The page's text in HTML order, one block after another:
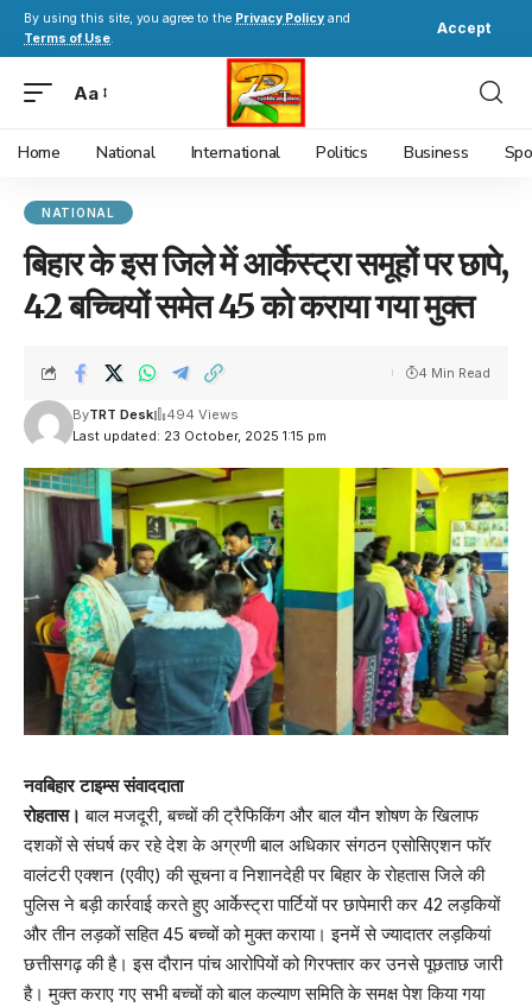
By using this site, you agree to the Privacy Policy and
Terms of Use.
Accept
Aa
Home National International Politics Business
NATIONAL
बिहार के इस जिले में आर्केस्ट्रा समूहों पर छापे,
42 बच्चियों समेत 45 को कराया गया मुक्त
Last updated: 23 October, 2025 1:15 pm
ByTRT Desk 494 Views
4 Min Read
नवबिहार टाइम्स संवाददाता
रोहतास।बाल मजदूरी, बच्चों की ट्रैफिकिंग और बाल यौन शोषण के खिलाफ
दशकों से संघर्ष कर रहे देश के अग्रणी बाल अधिकार संगठन एसोसिएशन फॉर
वालंटरी एक्शन (एवीए) की सूचना व निशानदेही पर बिहार के रोहतास जिले की
पुलिस ने बड़ी कार्रवाई करते हुए आर्केस्ट्रा पार्टियों पर छापेमारी कर 42 लड़कियों
और तीन लड़कों सहित 45 बच्चों को मुक्त कराया। इनमें से ज्यादातर लड़कियां
छत्तीसगढ़ की है। इस दौरान पांच आरोपियों को गिरफ्तार कर उनसे पूछताछ जारी
है। मुक्त कराए गए सभी बच्चों को बाल कल्याण समिति के समक्ष पेश किया गया